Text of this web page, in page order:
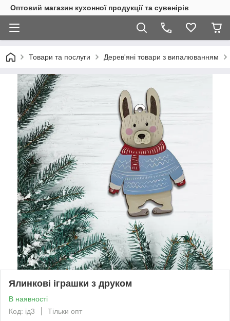
Оптовий магазин кухонної продукції та сувенірів
Товари та послуги Дерев'яні товари з випалюванням
Ялинкові іграшки з друком
В наявності
Код: ід3
Тільки опт